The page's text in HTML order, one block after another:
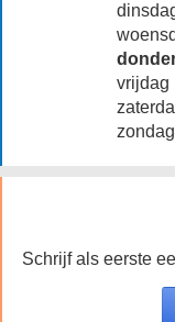
vrijdag
zondag
Schrijf als eerste